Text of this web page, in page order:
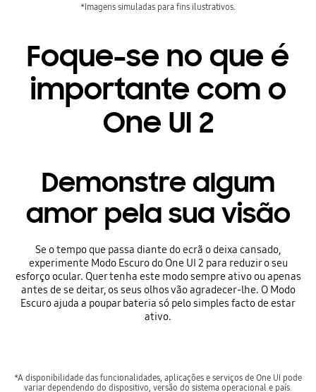
*Imagens simuladas para fins ilustrativos.
Foque-se no que é
importante com o
One UI 2
Demonstre algum
amor pela sua visão
Se o tempo que passa diante do ecrã o deixa cansado,
experimente Modo Escuro do One UI 2 para reduzir o seu
esforço ocular. Quer tenha este modo sempre ativo ou apenas
antes de se deitar, os seus olhos vão agradecer-lhe. O Modo
Escuro ajuda a poupar bateria só pelo simples facto de estar
ativo.
*A disponibilidade das funcionalidades, aplicações e serviços de One UI pode
variar dependendo do dispositivo, versão do sistema operacional e país.